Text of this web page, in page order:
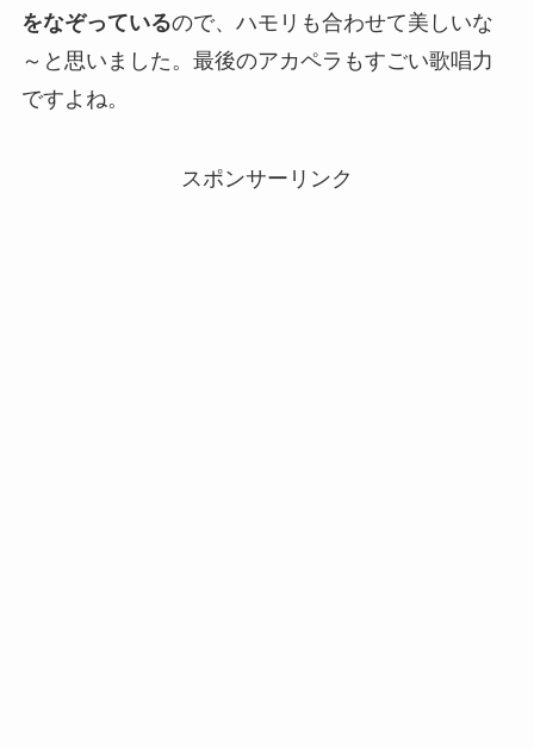
をなぞっているので、ハモリも合わせて美しいな
～と思いました。最後のアカペラもすごい歌唱力
ですよね。
スポンサーリンク